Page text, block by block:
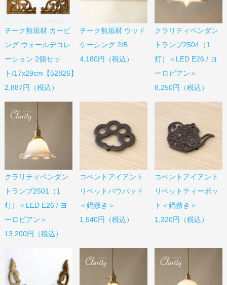
チーク無垢材 カービ
ング ウォールデコレ
ーション 2個セッ
ト/17x29cm【52826】
2,887円（税込）
チーク無垢材 ウッド
ケーシング 2/B
4,180円（税込）
クラリティペンダン
トランプ2504（1
灯）＜LED E26 / ヨ
ーロピアン＞
8,250円（税込）
クラリティペンダン
トランプ2501（1
灯）＜LED E26 / ヨ
ーロピアン＞
13,200円（税込）
コベントアイアント
リベットパウパッド
＜鍋敷き＞
1,540円（税込）
コベントアイアント
リベットティーポッ
ト＜鍋敷き＞
1,320円（税込）